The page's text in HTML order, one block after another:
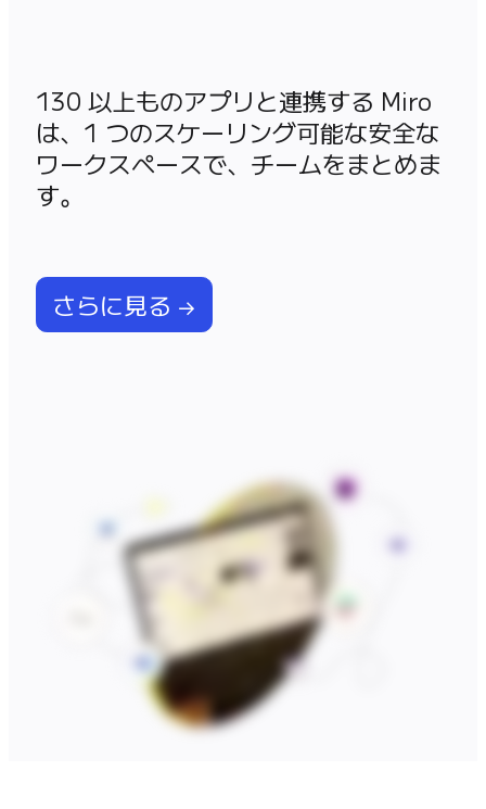
130 以上ものアプリと連携する Miro
は、1 つのスケーリング可能な安全な
ワークスペースで、チームをまとめま
す。
さらに見る →